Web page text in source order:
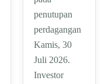
penutupan
perdagangan
Kamis, 30
Juli 2026.
Investor